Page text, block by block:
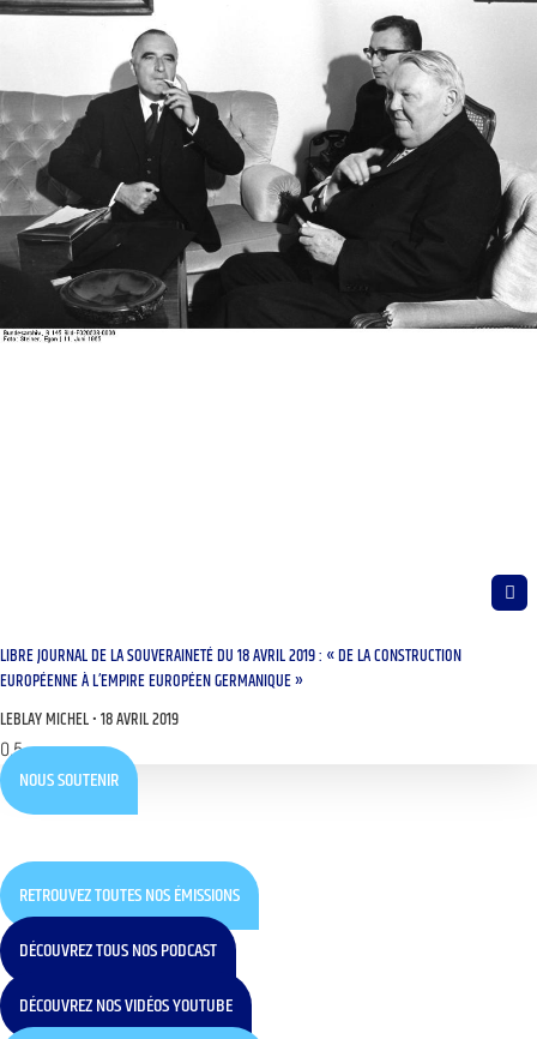
LIBRE JOURNAL DE LA SOUVERAINETÉ DU 18 AVRIL 2019 : « DE LA CONSTRUCTION
EUROPÉENNE À L’EMPIRE EUROPÉEN GERMANIQUE »
LEBLAY MICHEL 18 AVRIL 2019
NOUS SOUTENIR
RETROUVEZ TOUTES NOS ÉMISSIONS
DÉCOUVREZ TOUS NOS PODCAST
DÉCOUVREZ NOS VIDÉOS YOUTUBE